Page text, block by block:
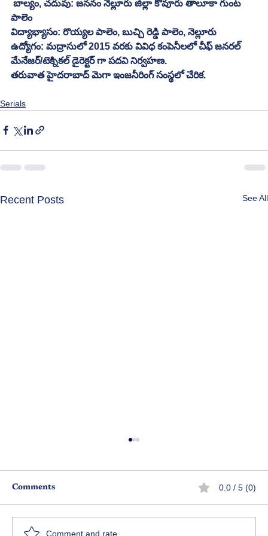
బాల్యం, చదువు: జననం నెల్లూరు జిల్లా కోవూరు తాలూకా గుంట
పాలెం
విద్యాభ్యాసం: రొయ్యల పాలెం, బుచ్చి రెడ్డి పాలెం, నెల్లూరు
ఉద్యోగం: మద్రాసులో 2015 వరకు వివిధ కంపెనీలలో చీఫ్ జనరల్
మేనేజర్/టెక్నికల్ డైరెక్టర్ గా పదవి నిర్వహణ.
తరువాత హైదరాబాద్ మెగా ఇంజనీరింగ్ సంస్థలో చేరిక.
Serials
Recent Posts See All
Comments 0.0 / 5 (0)
Comment and rate...